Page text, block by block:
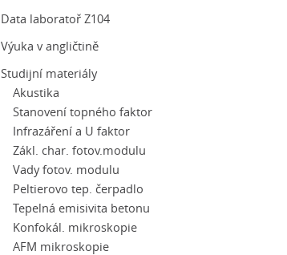
Data laboratoř Z104
Výuka v angličtině
Studijní materiály
Akustika
Stanovení topného faktor
Infrazáření a U faktor
Zákl. char. fotov.modulu
Vady fotov. modulu
Peltierovo tep. čerpadlo
Tepelná emisivita betonu
Konfokál. mikroskopie
AFM mikroskopie